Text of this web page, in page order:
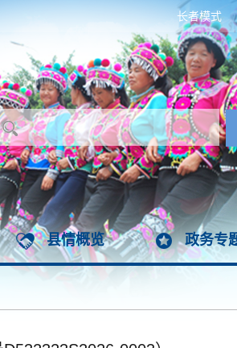
长者模式
县情概览 政务专